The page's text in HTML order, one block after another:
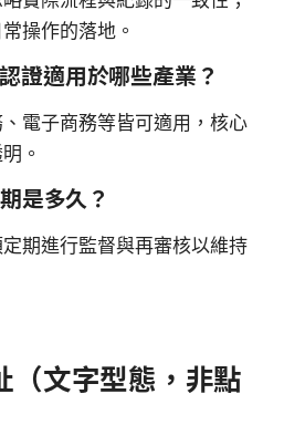
操作的落地。
證適用於哪些產業？
電子商務等皆可適用，核心
。
是多久？
期進行監督與再審核以維持
（文字型態，非點